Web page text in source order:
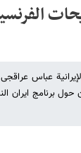
عباس عراقجی
برنامج ایران